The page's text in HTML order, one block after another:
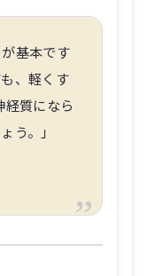
基本です
、軽くす
経質になら
う。」